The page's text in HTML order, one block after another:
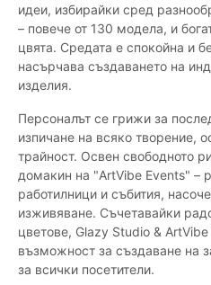
идеи, избирайки сред
– повече от 130 модела, и
цвята. Средата е спокойна и
насърчава създаването на
изделия.
Персоналът се грижи за
изпичане на всяко творение,
трайност. Освен свободното
домакин на "ArtVibe Events" –
работилници и събития,
изживяване. Съчетавайки
цветове, Glazy Studio &
възможност за създаване на
за всички посетители.